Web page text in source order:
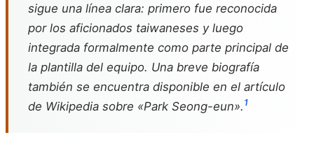
sigue una línea clara: primero fue reconocida
por los aficionados taiwaneses y luego
integrada formalmente como parte principal de
la plantilla del equipo. Una breve biografía
también se encuentra disponible en el artículo
de Wikipedia sobre «Park Seong-eun». 1